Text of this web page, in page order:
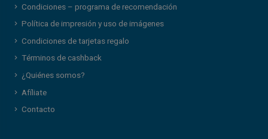
Condiciones – programa de recomendación
Política de impresión y uso de imágenes
Condiciones de tarjetas regalo
Términos de cashback
¿Quiénes somos?
Afíliate
Contacto